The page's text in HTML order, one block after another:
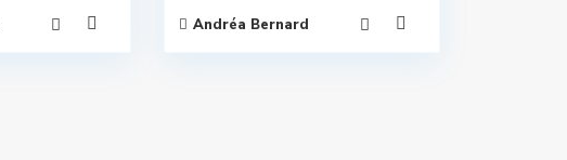
Andréa Bernard